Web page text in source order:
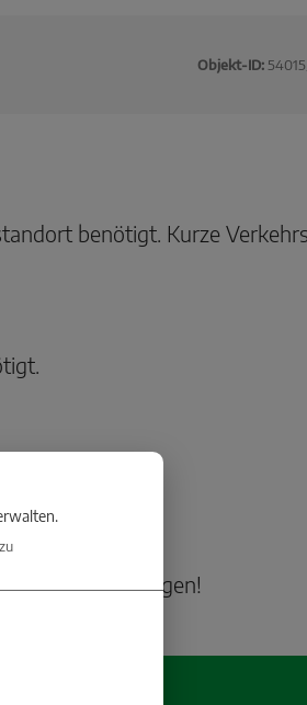
Objekt-ID:
benötigt. Kurze
Voraussetzungen!